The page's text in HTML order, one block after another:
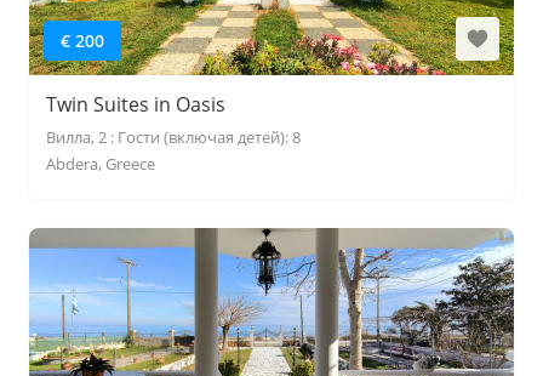
€ 200
Twin Suites in Oasis
Вилла, 2 : Гости (включая детей): 8
Abdera, Greece